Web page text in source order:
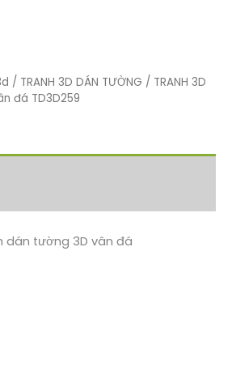
/ TRANH 3D DÁN TƯỜNG / TRANH 3D
đá TD3D259
dán tường 3D vân đá